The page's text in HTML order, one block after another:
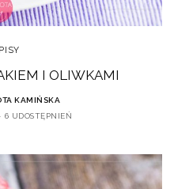
I OLIWKAMI
KAMIŃSKA
6 UDOSTĘPNIEŃ